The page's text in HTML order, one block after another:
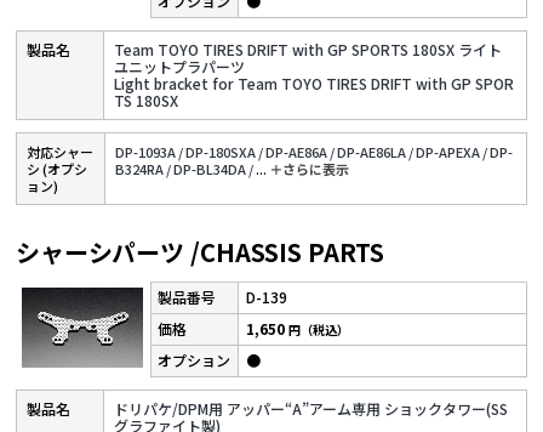
Team TOYO TIRES DRIFT with GP SPORTS 180SX ライト
ユニットプラパーツ
Light bracket for Team TOYO TIRES DRIFT with GP SPOR
TS 180SX
対応シャー
シ (オプシ
ョン)
DP-1093A /DP-180SXA /DP-AE86A /DP-AE86LA /DP-APEXA /DP-
B324RA /DP-BL34DA /... ＋さらに表⽰
シャーシパーツ /CHASSIS PARTS
D-139
ドリパケ/DPM用 アッパー“A”アーム専用 ショックタワー(SS
グラファイト製)
1,650円（税込）
●